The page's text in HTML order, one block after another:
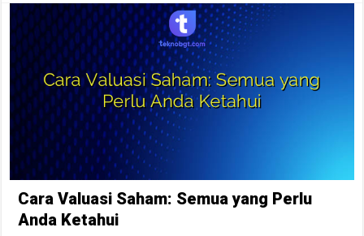
Cara Valuasi Saham: Semua yang Perlu
Anda Ketahui